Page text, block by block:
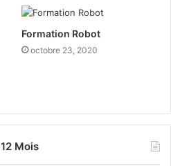
Formation Robot
octobre 23, 2020
Mois